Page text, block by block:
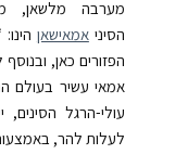
מערבה מלשאן,
הסיניאמאישאן
הפזורים כאן,
אמאי עשיר בעולם
עולי-הרגל הסינים,
לעלות להר,